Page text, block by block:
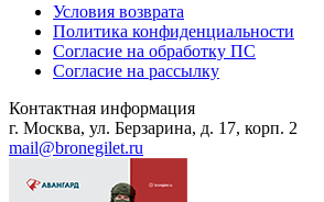
Условия возврата
Политика конфиденциальности
Согласие на обработку ПС
Согласие на рассылку
Контактная информация
г. Москва, ул. Берзарина, д. 17, корп. 2
mail@bronegilet.ru